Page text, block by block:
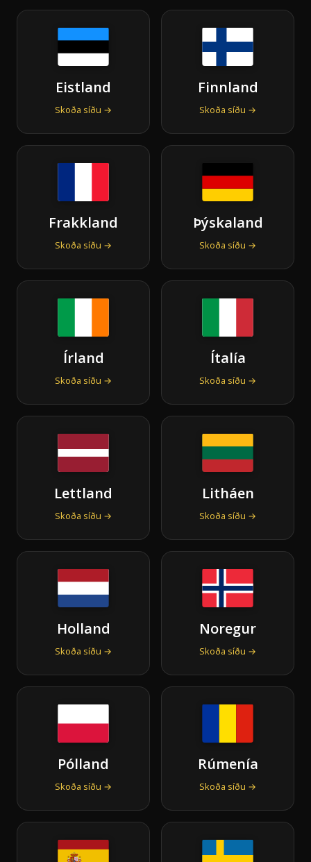
Eistland
Skoða síðu →
Finnland
Skoða síðu →
Frakkland
Skoða síðu →
Þýskaland
Skoða síðu →
Írland
Skoða síðu →
Ítalía
Skoða síðu →
Lettland
Skoða síðu →
Litháen
Skoða síðu →
Holland
Skoða síðu →
Noregur
Skoða síðu →
Pólland
Skoða síðu →
Rúmenía
Skoða síðu →